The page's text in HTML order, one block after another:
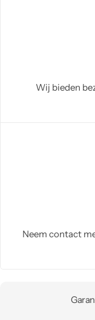
Wij bieden
Neem contact